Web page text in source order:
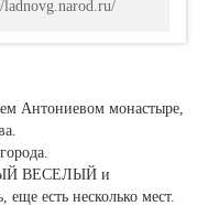
Антониевом монастыре,
ВЕСЕЛЫЙ и
есть несколько мест.